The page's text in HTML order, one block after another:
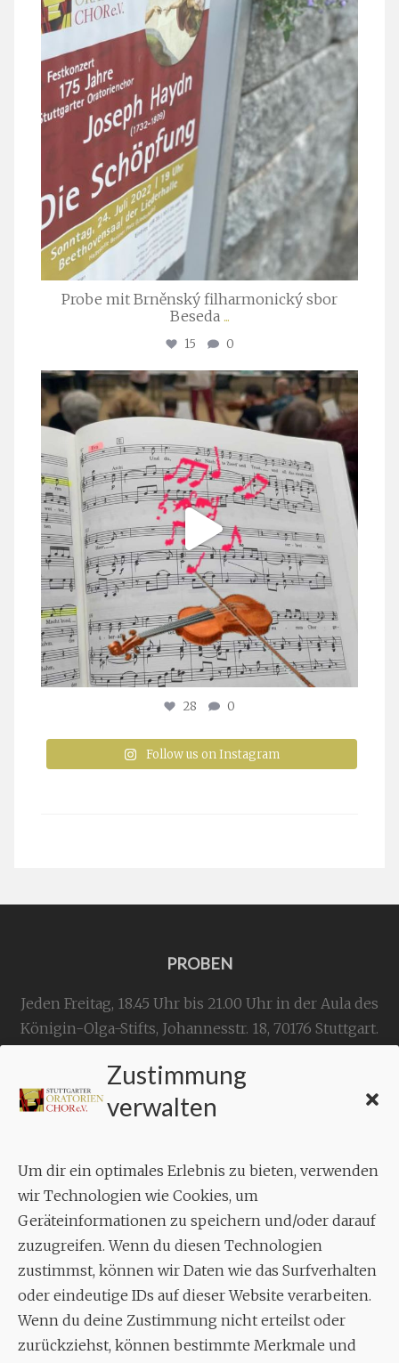
Zustimmung
verwalten
Um dir ein optimales Erlebnis zu bieten, verwenden
wir Technologien wie Cookies, um
Geräteinformationen zu speichern und/oder darauf
zuzugreifen. Wenn du diesen Technologien
zustimmst, können wir Daten wie das Surfverhalten
oder eindeutige IDs auf dieser Website verarbeiten.
Wenn du deine Zustimmung nicht erteilst oder
zurückziehst, können bestimmte Merkmale und
Probe mit Brněnský filharmonický sbor
Beseda ...
15 0
stuttgarter_oratorienchor
Juli 23
28 0
Follow us on Instagram
PROBEN
Jeden Freitag, 18.45 Uhr bis 21.00 Uhr in der Aula des
Königin-Olga-Stifts, Johannesstr. 18, 70176 Stuttgart.
KONTAKT
Geschäftsstelle:
Aixheimer Str. 18
70619 Stuttgart
MUSIK
Musikalischer Leiter:
Enrico Trummer
Tel.+49 (0)177 / 34 23 57 1